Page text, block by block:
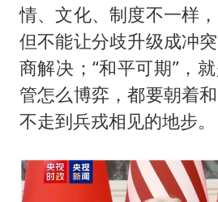
情、文化、制度不一样
但不能让分歧升级成冲
商解决；“和平可期”，
管怎么博弈，都要朝着
不走到兵戎相见的地步。